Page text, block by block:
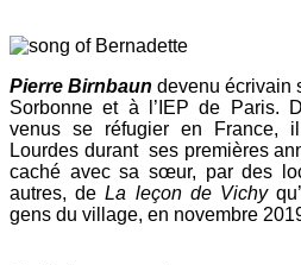
Pierre Birnbaun devenu écrivain
Sorbonne et à l’IEP de Paris.
venus se réfugier en France,
Lourdes durant ses premières
caché avec sa sœur, par des
autres, deLa leçon de Vichy
gens du village, en novembre